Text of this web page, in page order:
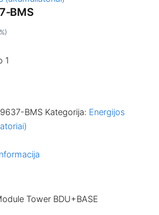
BMS
1
BMS Kategorija: Energijos
Tower BDU+BASE